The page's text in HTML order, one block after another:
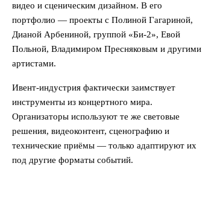
видео и сценическим дизайном. В его
портфолио — проекты с Полиной Гагариной,
Дианой Арбениной, группой «Би-2», Евой
Польной, Владимиром Пресняковым и другими
артистами.
Ивент-индустрия фактически заимствует
инструменты из концертного мира.
Организаторы используют те же световые
решения, видеоконтент, сценографию и
технические приёмы — только адаптируют их
под другие форматы событий.